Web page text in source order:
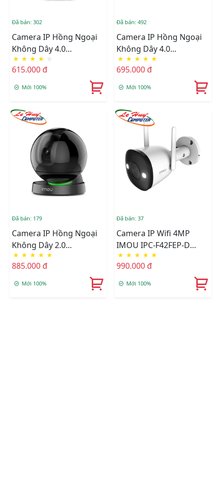
Đã bán: 302
Camera IP Hồng Ngoại
Không Dây 4.0
Megapixel Imou IPC-
TA42P-D
★ ★ ★ ★ ☆
615.000 đ
Mới 100%
Đã bán: 492
Camera IP Hồng Ngoại
Không Dây 4.0
Megapixel Imou IPC-
A42P-D-V3
★ ★ ★ ★ ★
695.000 đ
Mới 100%
Đã bán: 179
Camera IP Hồng Ngoại
Không Dây 2.0
Megapixel Imou IPC-
A26LP-IMOU
★ ★ ★ ★ ★
885.000 đ
Mới 100%
Đã bán: 37
Camera IP Wifi 4MP
IMOU IPC-F42FEP-D
Ngoài Trời
★ ★ ★ ★ ★
990.000 đ
Mới 100%